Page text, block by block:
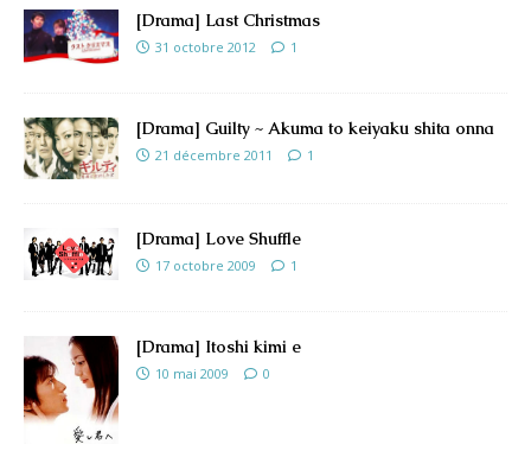
[Drama] Last Christmas
31 octobre 2012 1
[Drama] Guilty ~ Akuma to keiyaku shita onna
21 décembre 2011 1
[Drama] Love Shuffle
17 octobre 2009 1
[Drama] Itoshi kimi e
10 mai 2009 0